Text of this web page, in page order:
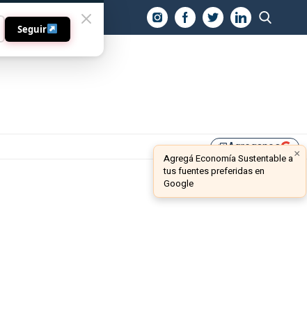
library_addAgreganos ×
Agregá Economía Sustentable a
tus fuentes preferidas en
Google
Seguir